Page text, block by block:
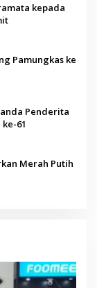
kepada
Pamungkas ke
Penderita
61
Merah Putih